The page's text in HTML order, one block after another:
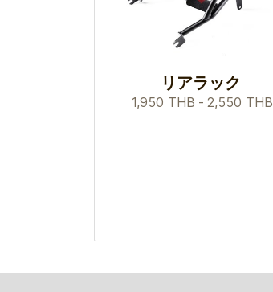
リアラック
1,950 THB - 2,550 THB